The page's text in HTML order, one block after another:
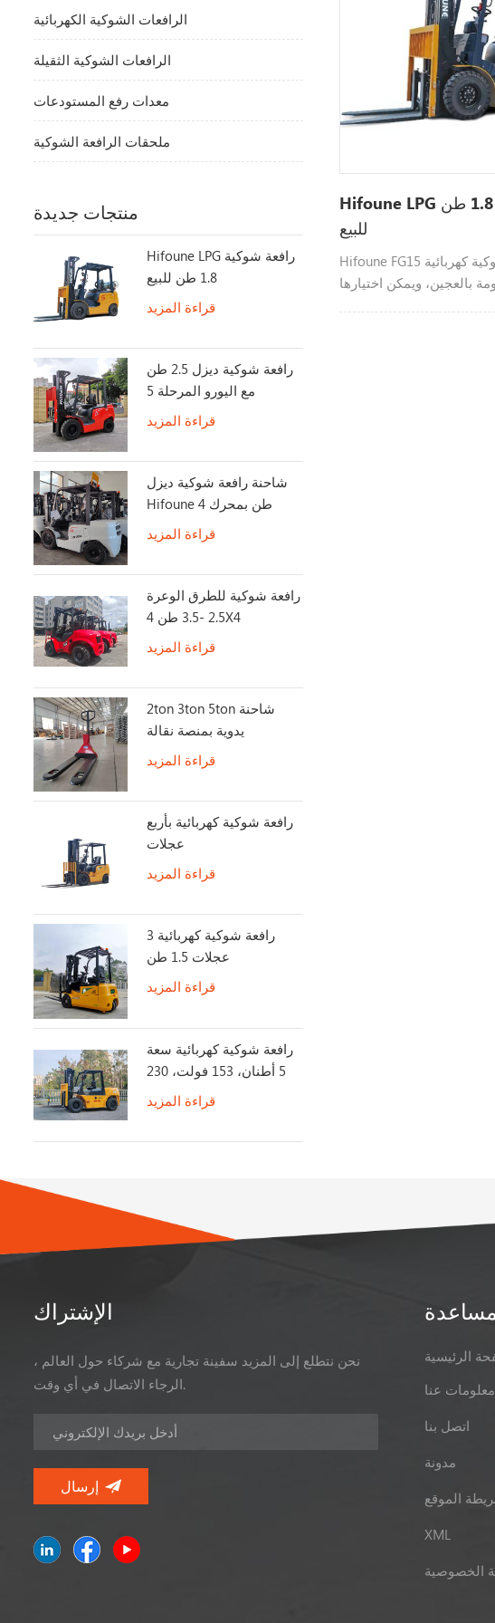
Hifoune LPG رافعة شوكية 1.8 طن
للبيع
Hifoune FG15 عبارة عن رافعة شوكية كهربائية
مدعومة بالعجين، ويمكن اختيارها
الرافعات الشوكية الكهربائية
الرافعات الشوكية الثقيلة
معدات رفع المستودعات
ملحقات الرافعة الشوكية
منتجات جديدة
Hifoune LPG رافعة شوكية
1.8 طن للبيع
قراءة المزيد
رافعة شوكية ديزل 2.5 طن
مع اليورو المرحلة 5
قراءة المزيد
شاحنة رافعة شوكية ديزل
Hifoune 4 طن بمحرك
KUBOTA
قراءة المزيد
رافعة شوكية للطرق الوعرة
2.5 -3.5 طن 4X4
2WD/4WD Switch رافعة
شوكية للطرق الوعرة
قراءة المزيد
2ton 3ton 5ton شاحنة
يدوية بمنصة نقالة
قراءة المزيد
رافعة شوكية كهربائية بأربع
عجلات
قراءة المزيد
رافعة شوكية كهربائية 3
عجلات 1.5 طن
قراءة المزيد
رافعة شوكية كهربائية سعة
5 أطنان، 153 فولت، 230
أمبير/ساعة، عمر بطارية
طويل
قراءة المزيد
الإشتراك
نحن نتطلع إلى المزيد سفينة تجارية مع شركاء حول العالم ،
الرجاء الاتصال في أي وقت.
الرئيسية
معلومات عنا
اتصل بنا
مدونة
الموقع
XML
الخصوصية